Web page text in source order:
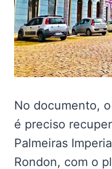
No documento,
é preciso
Palmeiras
Rondon, com o